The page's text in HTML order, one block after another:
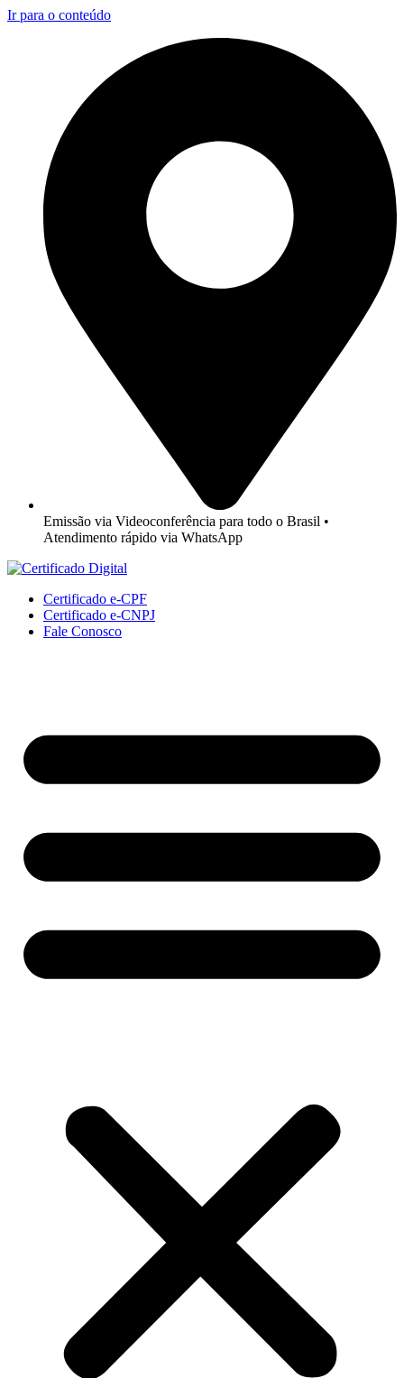
Ir para o conteúdo
Emissão via Videoconferência para todo o Brasil •
Atendimento rápido via WhatsApp
Certificado e-CPF
Certificado e-CNPJ
Fale Conosco